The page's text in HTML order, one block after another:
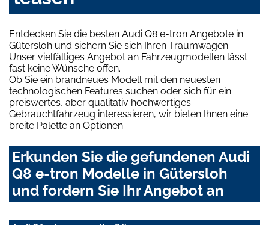
Entdecken Sie die besten Audi Q8 e-tron Angebote in
Gütersloh und sichern Sie sich Ihren Traumwagen.
Unser vielfältiges Angebot an Fahrzeugmodellen lässt
fast keine Wünsche offen.
Ob Sie ein brandneues Modell mit den neuesten
technologischen Features suchen oder sich für ein
preiswertes, aber qualitativ hochwertiges
Gebrauchtfahrzeug interessieren, wir bieten Ihnen eine
breite Palette an Optionen.
Erkunden Sie die gefundenen Audi
Q8 e-tron Modelle in Gütersloh
und fordern Sie Ihr Angebot an